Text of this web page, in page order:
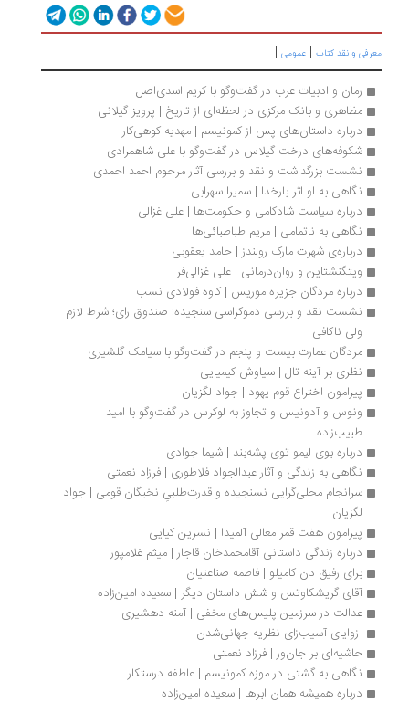
معرفی و نقد کتاب | عمومی |
رمان و ادبیات عرب در گفت‌وگو با کریم اسدی‌اصل
مظاهری و بانک مرکزی در لحظه‌ای از تاریخ | پرویز گیلانی
درباره داستان‌های پس از کمونیسم | مهدیه کوهی‌کار
شکوفه‌های درخت گیلاس در گفت‌وگو با علی شاهمرادی
نشست بزرگداشت و نقد و بررسی آثار مرحوم احمد احمدی
نگاهی به او اثر بارخدا | سمیرا سهرابی
درباره سیاست شادکامی و حکومت‌ها | علی غزالی
نگاهی به ناتمامی | مریم طباطبائی‌ها
درباره‌ی شهرت مارک رولندز | حامد یعقوبی
ویتگنشتاین و روان‌درمانی | علی غزالی‌فر
درباره مردگان جزیره‌ موریس | کاوه فولادی نسب
ولی ناکافی
مردگان عمارت بیست و پنجم در گفت‌وگو با سیامک گلشیری
نظری بر آینه تال | سیاوش کیمیایی
پیرامون اختراع قوم یهود | جواد لگزیان
طبیب‌زاده
درباره بوی لیمو توی پشه‌بند | شیما جوادی
نگاهی به زندگی و آثار عبدالجواد فلاطوری | فرزاد نعمتی
لگزیان
پیرامون هفت قمر معالی آلمیدا | نسرین کیایی
درباره زندگی داستانی آقامحمدخان قاجار | میثم غلامپور
برای رفیق دن کامیلو | فاطمه صناعتیان
آقای گریشکاوتس و شش داستان دیگر | سعیده امین‌زاده
عدالت در سرزمین پلیس‌های مخفی | آمنه دهشیری
زوایای آسیب‌زای نظریه جهانی‌شدن
حاشیه‌ای بر جان‌ور | فرزاد نعمتی
نگاهی به گشتی در موزه کمونیسم | عاطفه درستکار
درباره همیشه همان ابرها | سعیده امین‌زاده